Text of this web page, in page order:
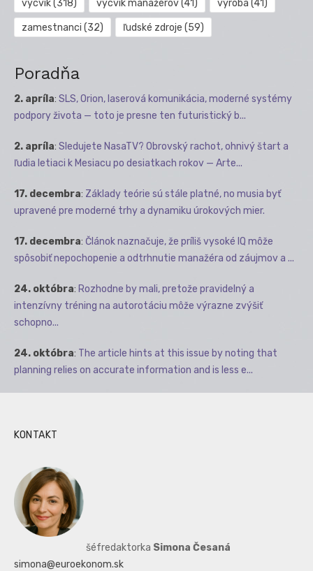
výcvik(318) výcvik manažérov(41) výroba (41)
zamestnanci (32) ľudské zdroje (59)
Poradňa
2. apríla: SLS, Orion, laserová komunikácia, moderné systémy
podpory života — toto je presne ten futuristický b...
2. apríla: Sledujete NasaTV? Obrovský rachot, ohnivý štart a
ľudia letiaci k Mesiacu po desiatkach rokov — Arte...
17. decembra: Základy teórie sú stále platné, no musia byť
upravené pre moderné trhy a dynamiku úrokových mier.
17. decembra: Článok naznačuje, že príliš vysoké IQ môže
spôsobiť nepochopenie a odtrhnutie manažéra od záujmov a ...
24. októbra: Rozhodne by mali, pretože pravidelný a
intenzívny tréning na autorotáciu môže výrazne zvýšiť
schopno...
24. októbra: The article hints at this issue by noting that
planning relies on accurate information and is less e...
KONTAKT
šéfredaktorka Simona Česaná
simona@euroekonom.sk